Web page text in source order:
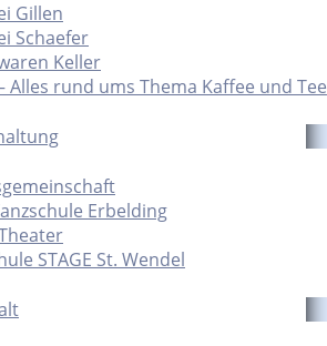
Gillen
Schaefer
Keller
Alles rund ums Thema Kaffee und Tee
Erbelding
STAGE St. Wendel